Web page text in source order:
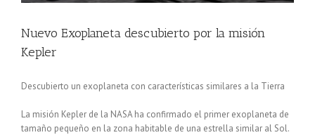
Nuevo Exoplaneta descubierto por la misión
Kepler
Descubierto un exoplaneta con características similares a la Tierra
La misión Kepler de la NASA ha confirmado el primer exoplaneta de
tamaño pequeño en la zona habitable de una estrella similar al Sol.